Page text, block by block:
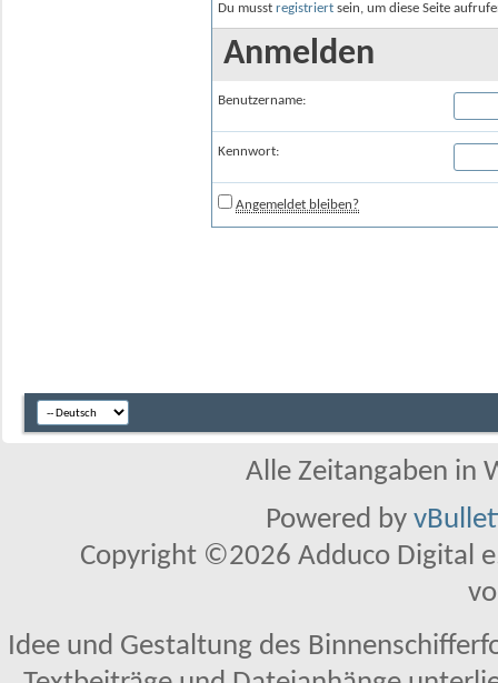
Du musst registriert sein, um diese Seite
Anmelden
Benutzername:
Kennwort:
Angemeldet bleiben?
Alle Zeitangaben in
Powered by
Copyright ©2026 Adduco Digital
Idee und Gestaltung des